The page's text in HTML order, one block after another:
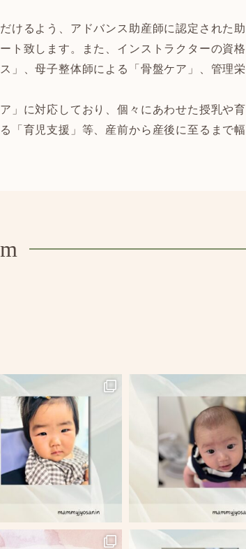
けるよう、アドバンス助産師に認定された助
ト致します。また、インストラクターの資格
」、母子整体師による「骨盤ケア」、管理栄
」に対応しており、個々にあわせた授乳や育
「育児支援」等、産前から産後に至るまで幅